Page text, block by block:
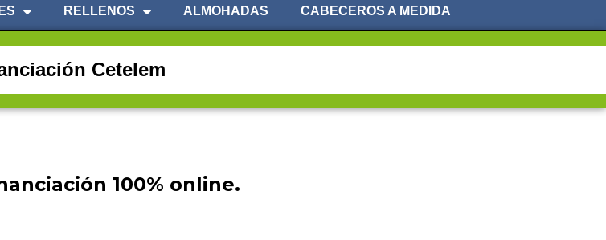
RELLENOS ALMOHADAS CABECEROS A MEDIDA
Cetelem
100% online.